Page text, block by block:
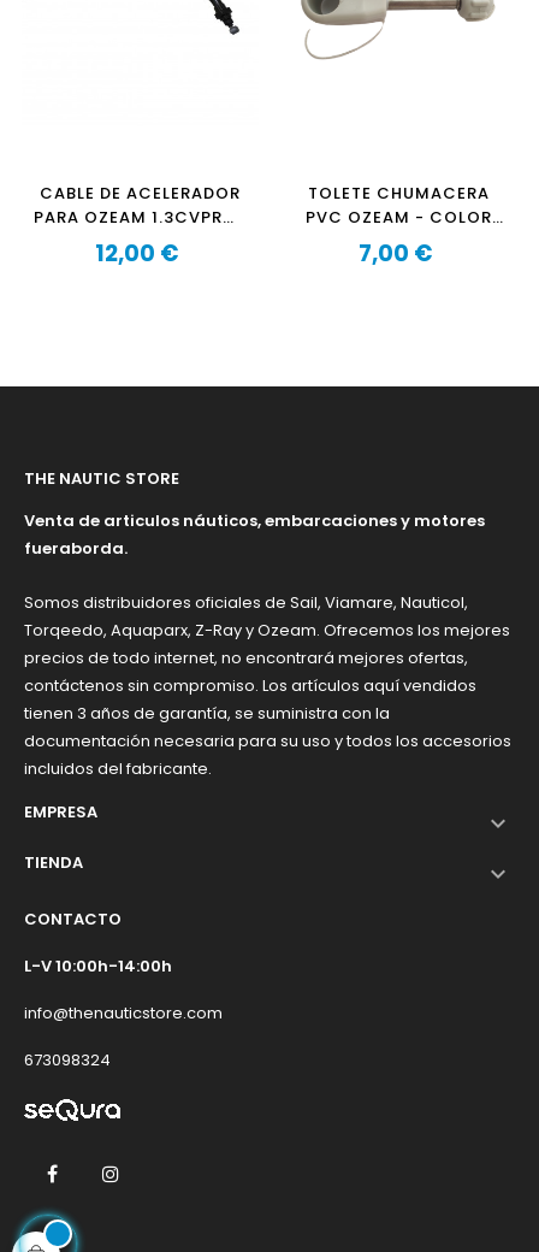
CABLE DE ACELERADOR
PARA OZEAM 1.3CVPRO-
2.5CVPRO
Precio
12,00 €
TOLETE CHUMACERA
PVC OZEAM - COLOR
GRIS
Precio
7,00 €
THE NAUTIC STORE
Venta de articulos náuticos, embarcaciones y motores
fueraborda.
Somos distribuidores oficiales de Sail, Viamare, Nauticol,
Torqeedo, Aquaparx, Z-Ray y Ozeam. Ofrecemos los mejores
precios de todo internet, no encontrará mejores ofertas,
contáctenos sin compromiso. Los artículos aquí vendidos
tienen 3 años de garantía, se suministra con la
documentación necesaria para su uso y todos los accesorios
incluidos del fabricante.
EMPRESA

TIENDA 
CONTACTO
L-V 10:00h-14:00h
info@thenauticstore.com
673098324
Facebook